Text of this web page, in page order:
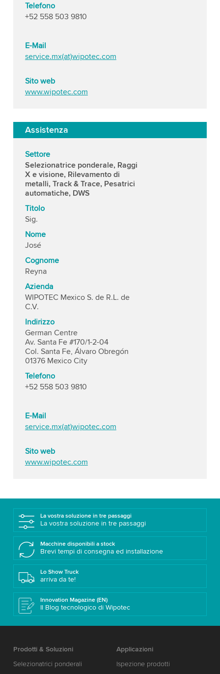
Telefono
+52 558 503 9810
E-Mail
service.mx(at)wipotec.com
Sito web
www.wipotec.com
Assistenza
Settore
Selezionatrice ponderale, Raggi
X e visione, Rilevamento di
metalli, Track & Trace, Pesatrici
automatiche, DWS
Titolo
Sig.
Nome
José
Cognome
Reyna
Azienda
WIPOTEC Mexico S. de R.L. de
C.V.
Indirizzo
German Centre
Av. Santa Fe #170/1-2-04
Col. Santa Fe, Álvaro Obregón
01376 Mexico City
Telefono
+52 558 503 9810
E-Mail
service.mx(at)wipotec.com
Sito web
www.wipotec.com
La vostra soluzione in tre passaggi
La vostra soluzione in tre passaggi
Macchine disponibili a stock
Brevi tempi di consegna ed installazione
Lo Show Truck
arriva da te!
Innovation Magazine (EN)
Il Blog tecnologico di Wipotec
Prodotti & Soluzioni
Selezionatrici ponderali
Applicazioni
Ispezione prodotti